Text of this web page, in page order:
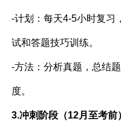
-计划：每天4-5小时复习
试和答题技巧训练。
-方法：分析真题，总结
度。
3.冲刺阶段（12月至考前